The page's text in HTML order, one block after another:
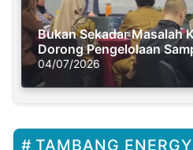
Bukan Sekadar Masalah
Dorong Pengelolaan
Solusi Krisis Iklim
04/07/2026
TAMBANG ENERGY